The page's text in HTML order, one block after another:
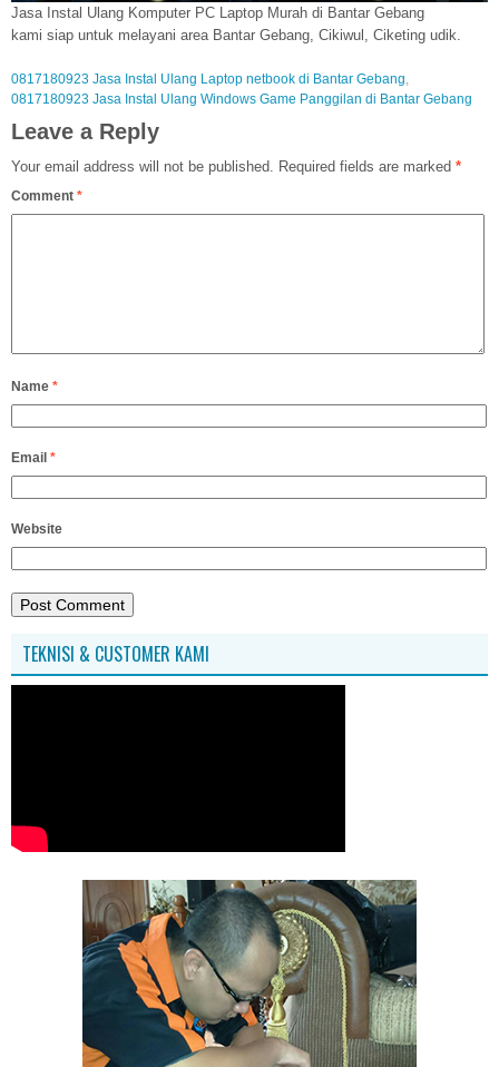
Jasa Instal Ulang Komputer PC Laptop Murah di Bantar Gebang
kami siap untuk melayani area Bantar Gebang, Cikiwul, Ciketing udik.
0817180923 Jasa Instal Ulang Laptop netbook di Bantar Gebang
0817180923 Jasa Instal Ulang Windows Game Panggilan di Bantar Gebang
Leave a Reply
Your email address will not be published. Required fields are marked *
Comment *
Name *
Email *
Website
TEKNISI & CUSTOMER KAMI